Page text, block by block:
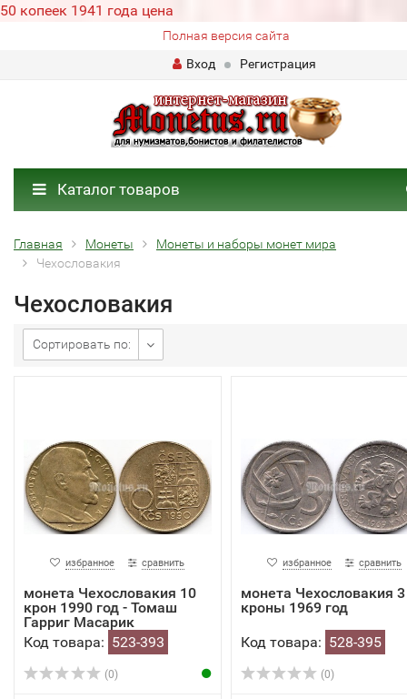
50 копеек 1941 года цена
Полная версия сайта
Вход
Регистрация
Каталог товаров
Главная Монеты
Монеты и наборы монет мира
Чехословакия
Чехословакия
Сортировать по:
избранное сравнить
монета Чехословакия 10
крон 1990 год - Томаш
Гарриг Масарик
Код товара: 523-393
(0)
избранное сравнить
монета Чехословакия 3
кроны 1969 год
Код товара: 528-395
(0)